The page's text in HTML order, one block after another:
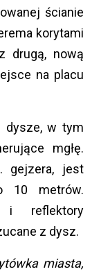
ścianie
korytami
drugą, nową
na placu
dysze, w tym
mgłę.
gejzera, jest
10 metrów.
i reflektory
z dysz.
miasta,